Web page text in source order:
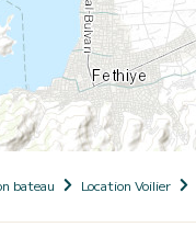
bateau Location Voilier